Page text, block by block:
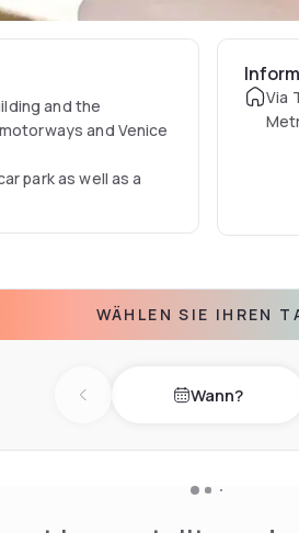
and the
and Venice
park as well as a
Via
WÄHLEN SIE IHREN
Previous day Wann?